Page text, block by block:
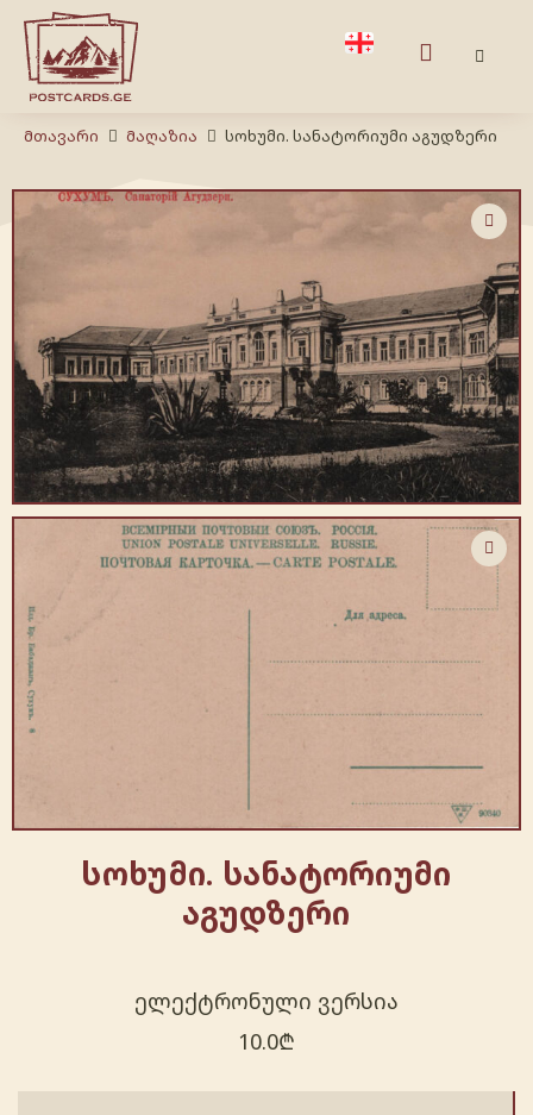
Მთავარი Მაღაზია სოხუმი. სანატორიუმი აგუდზერი
სოხუმი. სანატორიუმი
აგუდზერი
ელექტრონული ვერსია
10.0₾